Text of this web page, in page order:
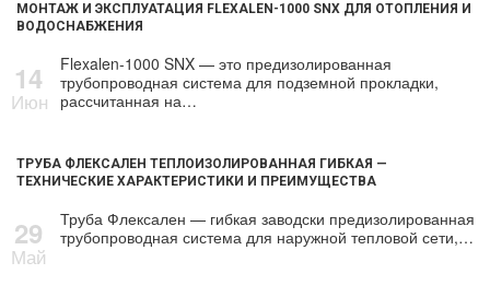
МОНТАЖ И ЭКСПЛУАТАЦИЯ FLEXALEN-1000 SNX ДЛЯ ОТОПЛЕНИЯ И
ВОДОСНАБЖЕНИЯ
14
Июн
Flexalen-1000 SNX — это предизолированная
трубопроводная система для подземной прокладки,
рассчитанная на…
ТРУБА ФЛЕКСАЛЕН ТЕПЛОИЗОЛИРОВАННАЯ ГИБКАЯ —
ТЕХНИЧЕСКИЕ ХАРАКТЕРИСТИКИ И ПРЕИМУЩЕСТВА
29
Май
Труба Флексален — гибкая заводски предизолированная
трубопроводная система для наружной тепловой сети,…